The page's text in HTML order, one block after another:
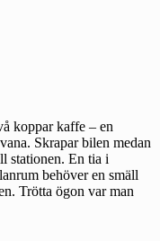
koppar kaffe – en
Skrapar bilen medan
stationen. En tia i
behöver en smäll
Trötta ögon var man